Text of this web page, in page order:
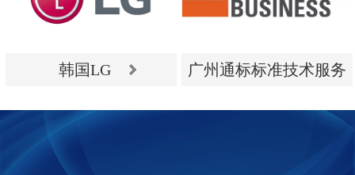
韩国LG
广州通标标准技术服务